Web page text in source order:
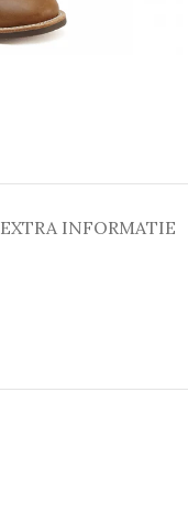
EXTRA INFORMATIE